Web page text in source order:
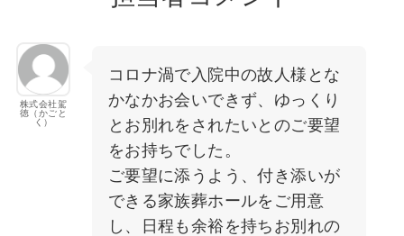
株式会社駕
徳（かごと
く）
コロナ渦で入院中の故人様とな
かなかお会いできず、ゆっくり
とお別れをされたいとのご要望
をお持ちでした。
ご要望に添うよう、付き添いが
できる家族葬ホールをご用意
し、日程も余裕を持ちお別れの